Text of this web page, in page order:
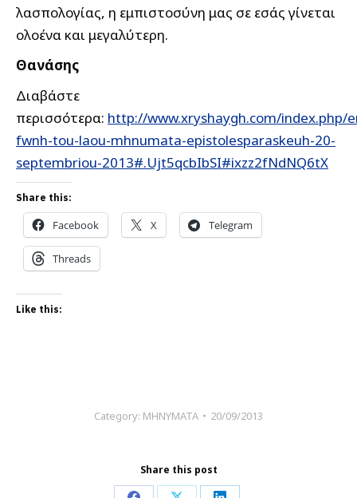
λασπολογίας, η εμπιστοσύνη μας σε εσάς γίνεται
ολοένα και μεγαλύτερη.
Θανάσης
Διαβάστε
περισσότερα: http://www.xryshaygh.com/index.php/
fwnh-tou-laou-mhnumata-epistolesparaskeuh-20-
septembriou-2013#.Ujt5qcbIbSI#ixzz2fNdNQ6tX
Share this:
Facebook X Telegram
Threads
Like this:
Category: ΜΗΝΥΜΑΤΑ 20/09/2013
Share this post